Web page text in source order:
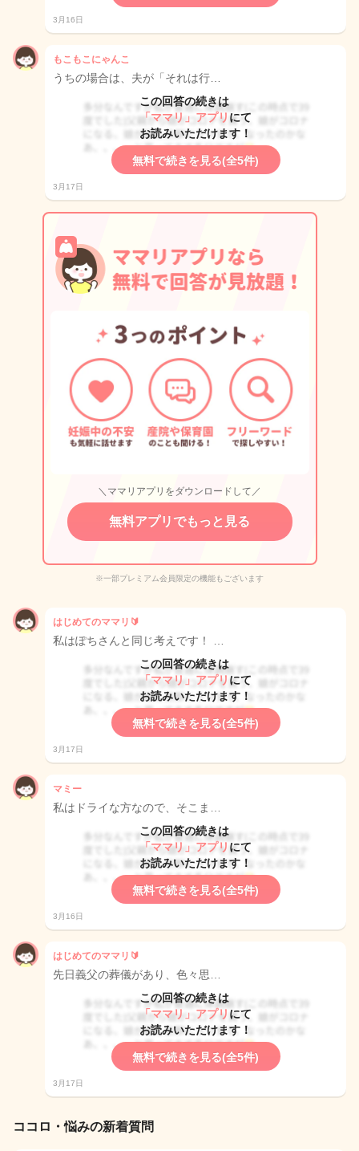
3月16日
もこもこにゃんこ
うちの場合は、夫が「それは行…
この回答の続きは
「ママリ」アプリ にて
お読みいただけます！
無料で続きを見る(全5件)
3月17日
＼ママリアプリをダウンロードして／
無料アプリでもっと見る
※一部プレミアム会員限定の機能もございます
はじめてのママリ🔰
私はぽちさんと同じ考えです！ …
この回答の続きは
「ママリ」アプリ にて
お読みいただけます！
無料で続きを見る(全5件)
3月17日
マミー
私はドライな方なので、そこま…
この回答の続きは
「ママリ」アプリ にて
お読みいただけます！
無料で続きを見る(全5件)
3月16日
はじめてのママリ🔰
先日義父の葬儀があり、色々思…
この回答の続きは
「ママリ」アプリ にて
お読みいただけます！
無料で続きを見る(全5件)
3月17日
ココロ・悩みの新着質問